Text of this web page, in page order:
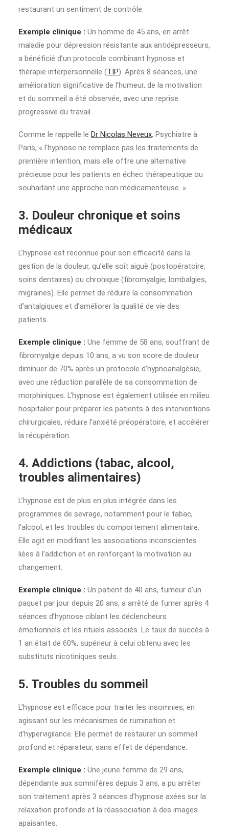
restaurant un sentiment de contrôle.
Exemple clinique : Un homme de 45 ans, en arrêt
maladie pour dépression résistante aux antidépresseurs,
a bénéficié d’un protocole combinant hypnose et
thérapie interpersonnelle (TIP). Après 8 séances, une
amélioration significative de l’humeur, de la motivation
et du sommeil a été observée, avec une reprise
progressive du travail.
Comme le rappelle le Dr Nicolas Neveux, Psychiatre à
Paris, « l’hypnose ne remplace pas les traitements de
première intention, mais elle offre une alternative
précieuse pour les patients en échec thérapeutique ou
souhaitant une approche non médicamenteuse. »
3. Douleur chronique et soins
médicaux
L’hypnose est reconnue pour son efficacité dans la
gestion de la douleur, qu’elle soit aiguë (postopératoire,
soins dentaires) ou chronique (fibromyalgie, lombalgies,
migraines). Elle permet de réduire la consommation
d’antalgiques et d’améliorer la qualité de vie des
patients.
Exemple clinique : Une femme de 58 ans, souffrant de
fibromyalgie depuis 10 ans, a vu son score de douleur
diminuer de 70% après un protocole d’hypnoanalgésie,
avec une réduction parallèle de sa consommation de
morphiniques. L’hypnose est également utilisée en milieu
hospitalier pour préparer les patients à des interventions
chirurgicales, réduire l’anxiété préopératoire, et accélérer
la récupération.
4. Addictions (tabac, alcool,
troubles alimentaires)
L’hypnose est de plus en plus intégrée dans les
programmes de sevrage, notamment pour le tabac,
l’alcool, et les troubles du comportement alimentaire.
Elle agit en modifiant les associations inconscientes
liées à l’addiction et en renforçant la motivation au
changement.
Exemple clinique : Un patient de 40 ans, fumeur d’un
paquet par jour depuis 20 ans, a arrêté de fumer après 4
séances d’hypnose ciblant les déclencheurs
émotionnels et les rituels associés. Le taux de succès à
1 an était de 60%, supérieur à celui obtenu avec les
substituts nicotiniques seuls.
5. Troubles du sommeil
L’hypnose est efficace pour traiter les insomnies, en
agissant sur les mécanismes de rumination et
d’hypervigilance. Elle permet de restaurer un sommeil
profond et réparateur, sans effet de dépendance.
Exemple clinique : Une jeune femme de 29 ans,
dépendante aux somnifères depuis 3 ans, a pu arrêter
son traitement après 3 séances d’hypnose axées sur la
relaxation profonde et la réassociation à des images
apaisantes.